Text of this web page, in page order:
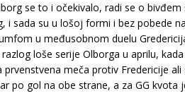
se to i očekivalo, radi se o
i sada su u lošoj formi i bez pobede
u međusobnom duelu
loše serije Olborga u aprilu,
meča protiv Fredericije
po gol na obe strane, a za GG kvota